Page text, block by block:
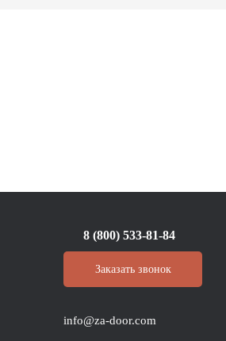
8 (800) 533-81-84
Заказать звонок
info@za-door.com